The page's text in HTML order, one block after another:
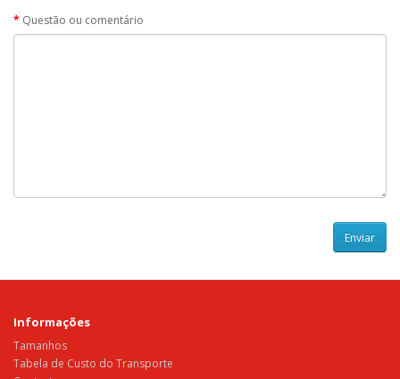
Questão ou comentário
Informações
Tamanhos
Tabela de Custo do Transporte